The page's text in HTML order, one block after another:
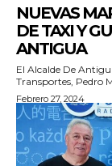
NUEVAS
DE TAXI Y
ANTIGUA
El Alcalde De
Transportes, Pedro
Febrero 27, 2024